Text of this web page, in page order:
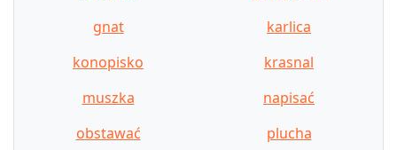
gnat
karlica
konopisko
krasnal
muszka
napisać
obstawać
plucha